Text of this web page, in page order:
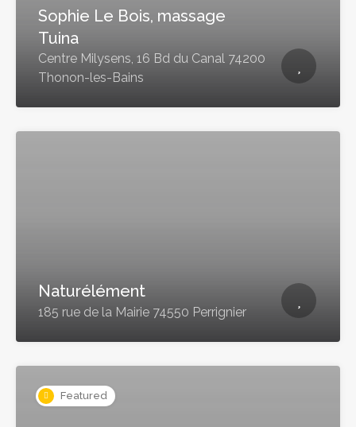
Sophie Le Bois, massage
Tuina
Centre Milysens, 16 Bd du Canal 74200
Thonon-les-Bains
Naturélément
185 rue de la Mairie 74550 Perrignier
Featured